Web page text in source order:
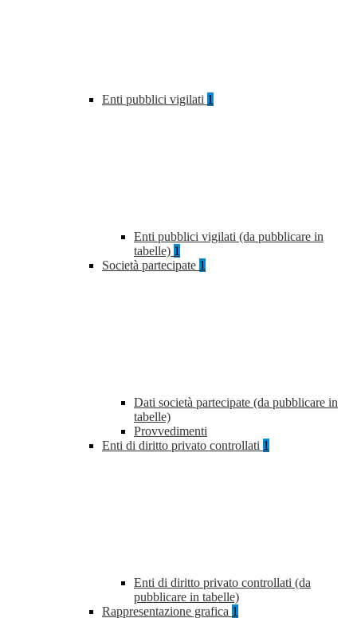
Enti pubblici vigilati 1
Enti pubblici vigilati (da pubblicare in
tabelle) 1
Società partecipate 1
Dati società partecipate (da pubblicare in
tabelle)
Provvedimenti
Enti di diritto privato controllati 1
Enti di diritto privato controllati (da
pubblicare in tabelle)
Rappresentazione grafica 1